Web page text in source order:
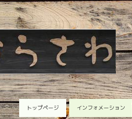
トップページ インフォメーション